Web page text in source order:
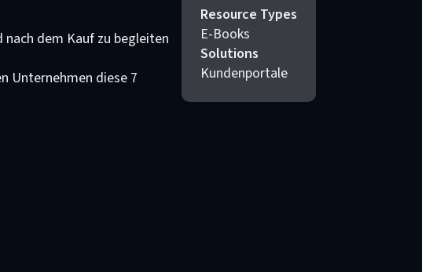
dem Kauf zu begleiten
Unternehmen diese 7
Resource Types
E-Books
Solutions
Kundenportale